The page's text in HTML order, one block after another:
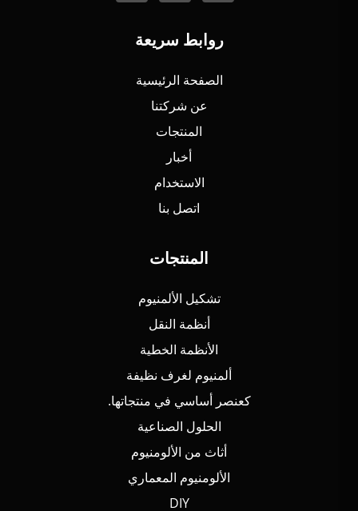
روابط سريعة
الصفحة الرئيسية
عن شركتنا
المنتجات
أخبار
الاستخدام
اتصل بنا
المنتجات
تشكيل الألمنيوم
أنظمة النقل
الأنظمة الخطية
ألمنيوم لغرف نظيفة
كعنصر أساسي في منتجاتها.
الحلول الصناعية
أثاث من الألومنيوم
الألومنيوم المعماري
DIY